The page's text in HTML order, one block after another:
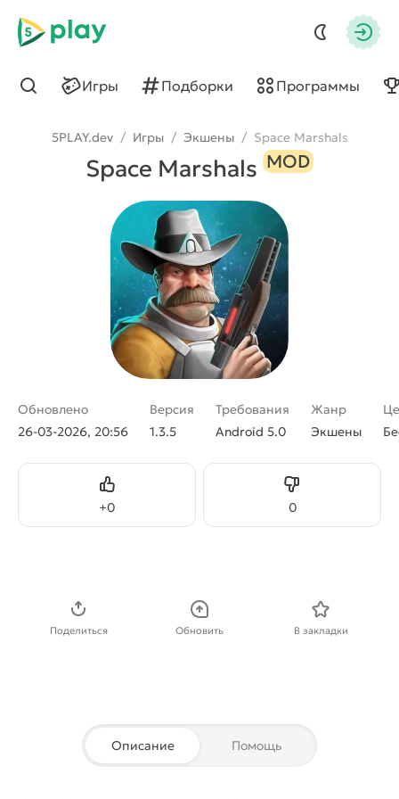
5play
Игры Подборки Программы
Найти
5PLAY.dev / Игры / Экшены / Space Marshals
Space Marshals MOD
Обновлено
26-03-2026, 20:56
Версия
1.3.5
Требования
Android 5.0
Жанр
Экшены
+0
Нравится 0Не нравится
Поделиться Обновить В закладки
Описание Помощь